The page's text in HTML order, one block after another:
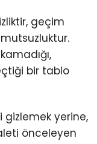
geçim
bir tablo
gizlemek yerine,
önceleyen